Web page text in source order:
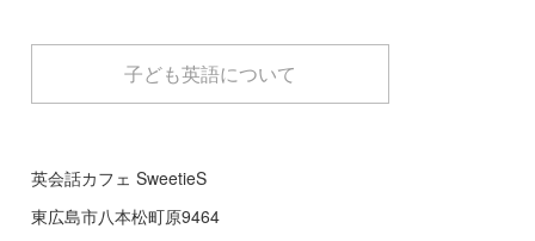
子ども英語について
英会話カフェ SweetieS
東広島市八本松町原9464